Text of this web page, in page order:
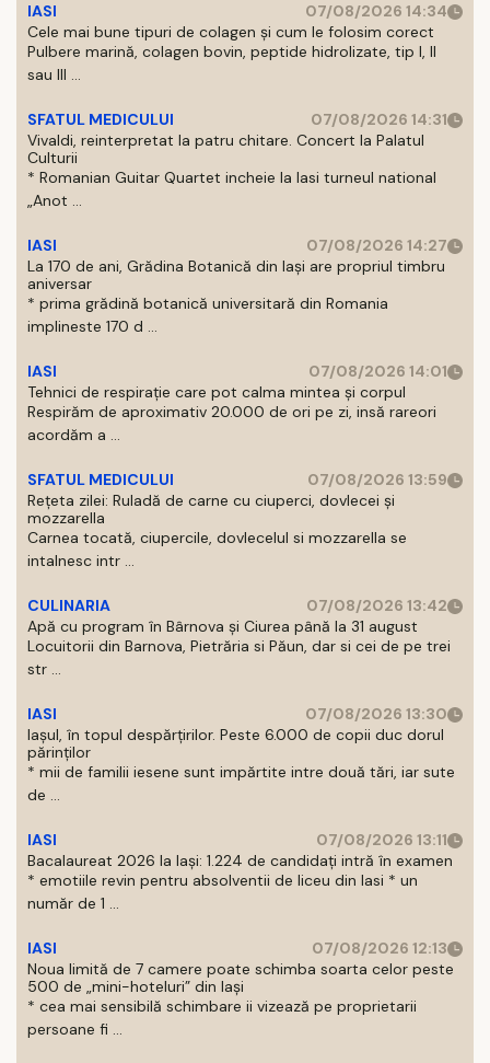
IASI
07/08/2026 14:34
Cele mai bune tipuri de colagen și cum le folosim corect
Pulbere marină, colagen bovin, peptide hidrolizate, tip I, II
sau III ...
SFATUL MEDICULUI
07/08/2026 14:31
Vivaldi, reinterpretat la patru chitare. Concert la Palatul
Culturii
* Romanian Guitar Quartet incheie la Iasi turneul national
„Anot ...
IASI
07/08/2026 14:27
La 170 de ani, Grădina Botanică din Iași are propriul timbru
aniversar
* prima grădină botanică universitară din Romania
implineste 170 d ...
IASI
07/08/2026 14:01
Tehnici de respirație care pot calma mintea și corpul
Respirăm de aproximativ 20.000 de ori pe zi, insă rareori
acordăm a ...
SFATUL MEDICULUI
07/08/2026 13:59
Rețeta zilei: Ruladă de carne cu ciuperci, dovlecei și
mozzarella
Carnea tocată, ciupercile, dovlecelul si mozzarella se
intalnesc intr ...
CULINARIA
07/08/2026 13:42
Apă cu program în Bârnova și Ciurea până la 31 august
Locuitorii din Barnova, Pietrăria si Păun, dar si cei de pe trei
str ...
IASI
07/08/2026 13:30
Iașul, în topul despărțirilor. Peste 6.000 de copii duc dorul
părinților
* mii de familii iesene sunt impărtite intre două tări, iar sute
de ...
IASI
07/08/2026 13:11
Bacalaureat 2026 la Iași: 1.224 de candidați intră în examen
* emotiile revin pentru absolventii de liceu din Iasi * un
număr de 1 ...
IASI
07/08/2026 12:13
Noua limită de 7 camere poate schimba soarta celor peste
500 de „mini-hoteluri” din Iași
* cea mai sensibilă schimbare ii vizează pe proprietarii
persoane fi ...